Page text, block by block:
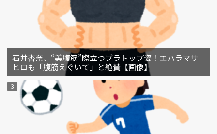
石井杏奈、“美腹筋”際立つブラトップ姿！エハラマサ
ヒロも「腹筋えぐいて」と絶賛【画像】